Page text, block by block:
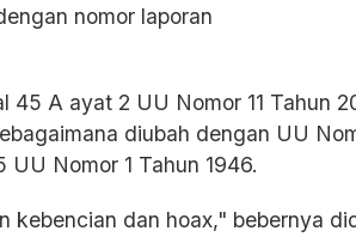
nomor laporan
45 A ayat 2 UU Nomor 11 Tahun
diubah dengan UU
UU Nomor 1 Tahun 1946.
kebencian dan hoax," bebernya